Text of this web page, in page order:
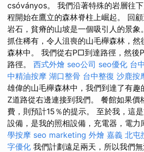
csóványos。 我們沿著特殊的岩層往
程開始在鷹立的森林脊柱上崛起。 回
岩石，貧瘠的山坡是一個吸引人的景象
抓住稀有，令人沮喪的山毛櫸森林，然
森林中。 我們從右P□到達路徑，然後
路徑。 西式外燴 seo公司 seo優化 台
中精油按摩 湖口整骨 台中整復 沙鹿按
雄偉的山毛櫸森林中，我們到達了有趣
Z道路從右邊連接到我們。 餐館如果價
費，則預計15％的提示。 至於我，這
設備，是我的照相設備，充電器，電力
學按摩 seo marketing 外燴 嘉義 北屯
字優化 我們計劃遠足兩天，所以我們